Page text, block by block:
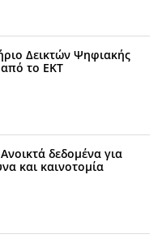
Δεικτών Ψηφιακής
το ΕΚΤ
δεδομένα για
και καινοτομία